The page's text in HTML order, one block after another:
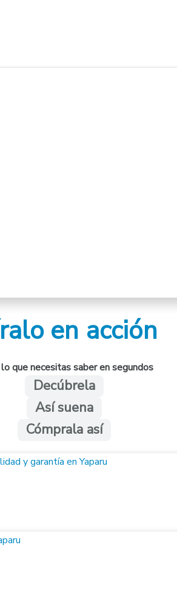
en acción
que necesitas saber en segundos
Decúbrela
Así suena
Cómprala así